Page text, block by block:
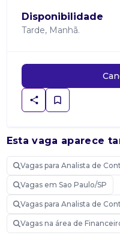
Disponibilidade
Tarde, Manhã.
Esta vaga aparece
Vagas para Analista de
Vagas em Sao Paulo/SP
Vagas para Analista de
Vagas na área de